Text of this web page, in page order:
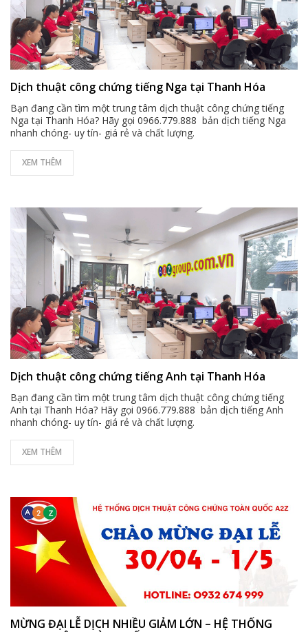
Dịch thuật công chứng tiếng Nga tại Thanh Hóa
Bạn đang cần tìm một trung tâm dịch thuật công chứng tiếng
Nga tại Thanh Hóa? Hãy gọi 0966.779.888 bản dịch tiếng Nga
nhanh chóng- uy tín- giá rẻ và chất lượng.
XEM THÊM
Dịch thuật công chứng tiếng Anh tại Thanh Hóa
Bạn đang cần tìm một trung tâm dịch thuật công chứng tiếng
Anh tại Thanh Hóa? Hãy gọi 0966.779.888 bản dịch tiếng Anh
nhanh chóng- uy tín- giá rẻ và chất lượng.
XEM THÊM
MỪNG ĐẠI LỄ DỊCH NHIỀU GIẢM LỚN – HỆ THỐNG